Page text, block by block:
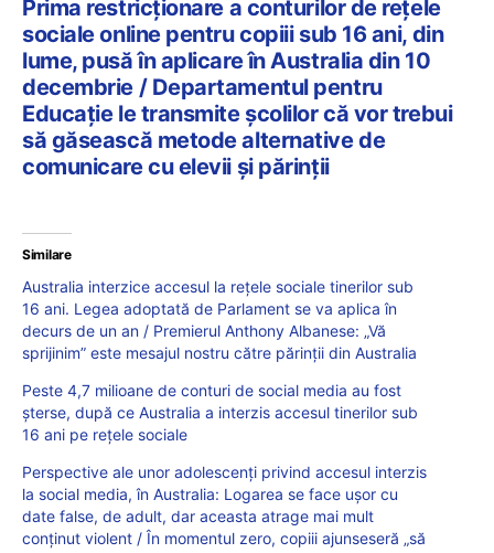
Prima restricționare a conturilor de rețele
sociale online pentru copiii sub 16 ani, din
lume, pusă în aplicare în Australia din 10
decembrie / Departamentul pentru
Educație le transmite școlilor că vor trebui
să găsească metode alternative de
comunicare cu elevii și părinții
Similare
Australia interzice accesul la rețele sociale tinerilor sub
16 ani. Legea adoptată de Parlament se va aplica în
decurs de un an / Premierul Anthony Albanese: „Vă
sprijinim” este mesajul nostru către părinții din Australia
Peste 4,7 milioane de conturi de social media au fost
șterse, după ce Australia a interzis accesul tinerilor sub
16 ani pe rețele sociale
Perspective ale unor adolescenți privind accesul interzis
la social media, în Australia: Logarea se face ușor cu
date false, de adult, dar aceasta atrage mai mult
conținut violent / În momentul zero, copiii ajunseseră „să